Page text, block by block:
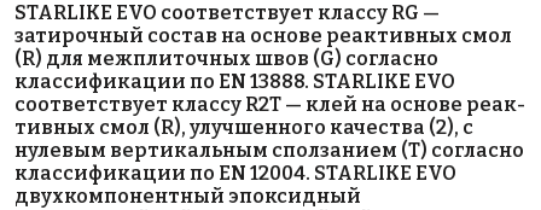
STARLIKE EVO соответствует классу RG —
затирочный состав на основе реактивных смол
(R) для межплиточных швов (G) согласно
классификации по EN 13888. STARLIKE EVO
соответствует классу R2T — клей на основе реак-
тивных смол (R), улучшенного качества (2), с
нулевым вертикальным сползанием (T) согласно
классификации по EN 12004. STARLIKE EVO
двухкомпонентный эпоксидный